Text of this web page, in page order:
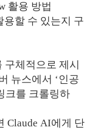
활용 방법
할 수 있는지 구
구체적으로 제시
뉴스에서 ‘인공
크를 크롤링하
Claude AI에게 단